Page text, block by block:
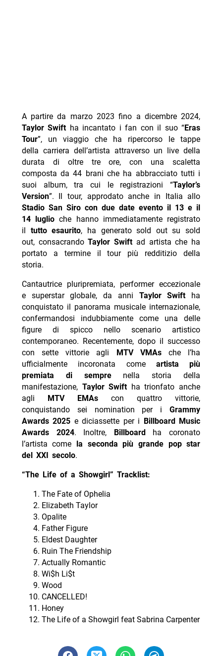
A partire da marzo 2023 fino a dicembre 2024,
Taylor Swiftha incantato i fan con il suo “Eras
Tour”, un viaggio che ha ripercorso le tappe
della carriera dell’artista attraverso un live della
durata di oltre tre ore, con una scaletta
composta da 44 brani che ha abbracciato tutti i
suoi album, tra cui le registrazioni “Taylor’s
Version”. Il tour, approdato anche in Italia allo
Stadio San Siro con due date evento il 13 e il
14 luglioche hanno immediatamente registrato
il tutto esaurito, ha generato sold out su sold
out, consacrandoTaylor Swiftad artista che ha
portato a termine il tour più redditizio della
storia.
Cantautrice pluripremiata, performer eccezionale
e superstar globale, da anni Taylor Swiftha
conquistato il panorama musicale internazionale,
confermandosi indubbiamente come una delle
figure di spicco nello scenario artistico
contemporaneo. Recentemente, dopo il successo
con sette vittorie agli
MTV VMAsche l’ha
ufficialmente incoronata come artista più
premiata di semprenella storia della
manifestazione, Taylor Swiftha trionfato anche
agli
MTV EMAs con quattro vittorie,
conquistando sei nomination per iGrammy
Awards 2025 e diciassette per i
Billboard Music
Awards 2024. Inoltre, Billboard
ha coronato
l’artista come
la seconda più grande pop star
del XXI secolo.
“The Life of a Showgirl” Tracklist:
The Fate of Ophelia
Elizabeth Taylor
Opalite
Father Figure
Eldest Daughter
Ruin The Friendship
Actually Romantic
Wi$h Li$t
Wood
CANCELLED!
Honey
The Life of a Showgirl feat Sabrina Carpenter